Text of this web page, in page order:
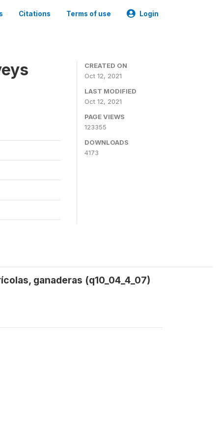
Citations Terms of use Login
CREATED ON
Oct 12, 2021
LAST MODIFIED
Oct 12, 2021
PAGE VIEWS
123355
DOWNLOADS
4173
ganaderas (q10_04_4_07)